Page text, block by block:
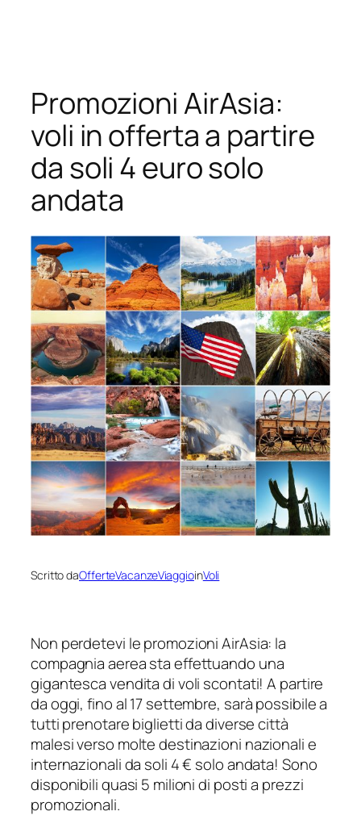
Promozioni AirAsia:
voli in offerta a partire
da soli 4 euro solo
andata
Scritto daOfferteVacanzeViaggioinVoli
Non perdetevi le promozioni AirAsia: la
compagnia aerea sta effettuando una
gigantesca vendita di voli scontati! A partire
da oggi, fino al 17 settembre, sarà possibile a
tutti prenotare biglietti da diverse città
malesi verso molte destinazioni nazionali e
internazionali da soli 4 € solo andata! Sono
disponibili quasi 5 milioni di posti a prezzi
promozionali.